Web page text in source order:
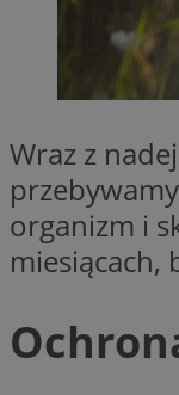
Wraz z
organizm i
miesiącach,